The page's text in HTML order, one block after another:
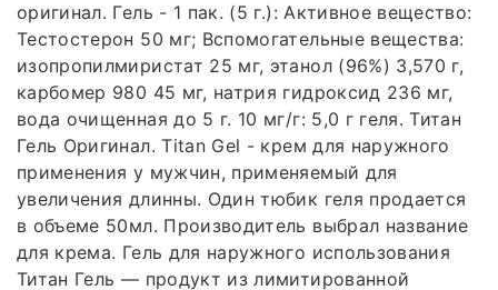
оригинал. Гель - 1 пак. (5 г.): Активное вещество:
Тестостерон 50 мг; Вспомогательные вещества:
изопропилмиристат 25 мг, этанол (96%) 3,570 г,
карбомер 980 45 мг, натрия гидроксид 236 мг,
вода очищенная до 5 г. 10 мг/г: 5,0 г геля. Титан
Гель Оригинал. Titan Gel - крем для наружного
применения у мужчин, применяемый для
увеличения длинны. Один тюбик геля продается
в объеме 50мл. Производитель выбрал название
для крема. Гель для наружного использования
Титан Гель — продукт из лимитированной